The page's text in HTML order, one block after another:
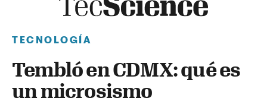
TECNOLOGÍA
Tembló en CDMX: qué es
un microsismo